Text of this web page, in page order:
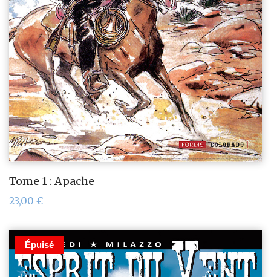
Tome 1 : Apache
23,00 €
Épuisé